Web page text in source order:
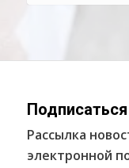
Рассылка
электронной